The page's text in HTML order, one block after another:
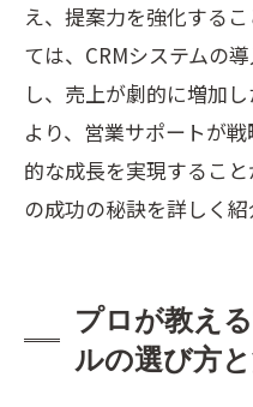
え、提案力を強化する
ては、CRMシステムの
し、売上が劇的に増加
より、営業サポートが
的な成長を実現するこ
の成功の秘訣を詳しく紹
プロが教え
ルの選び方